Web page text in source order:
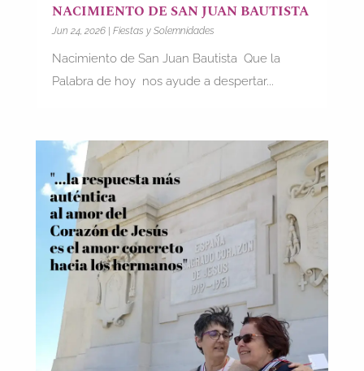
NACIMIENTO DE SAN JUAN BAUTISTA
Jun 24, 2026| Fiestas y Solemnidades
Nacimiento de San Juan Bautista Que la
Palabra de hoy nos ayude a despertar...